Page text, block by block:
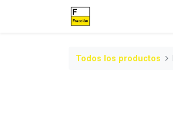
Todos los productos